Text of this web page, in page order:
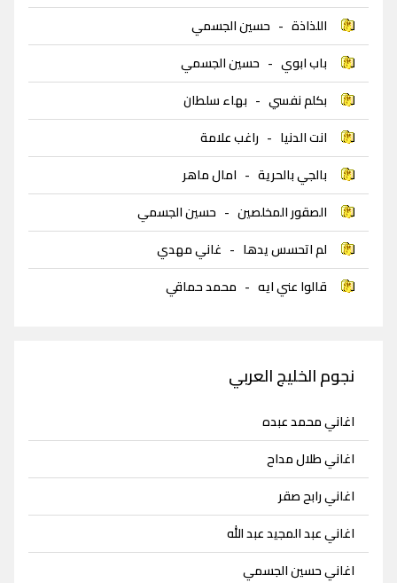
اللذاذة - حسين الجسمي
باب ابوي - حسين الجسمي
بكلم نفسي - بهاء سلطان
انت الدنيا - راغب علامة
بالجي بالحرية - امال ماهر
الصقور المخلصين - حسين الجسمي
لم اتحسس يدها - غاني مهدي
قالوا عني ايه - محمد حماقي
نجوم الخليج العربي
اغاني محمد عبده
اغاني طلال مداح
اغاني رابح صقر
اغاني عبد المجيد عبد الله
اغاني حسين الجسمي